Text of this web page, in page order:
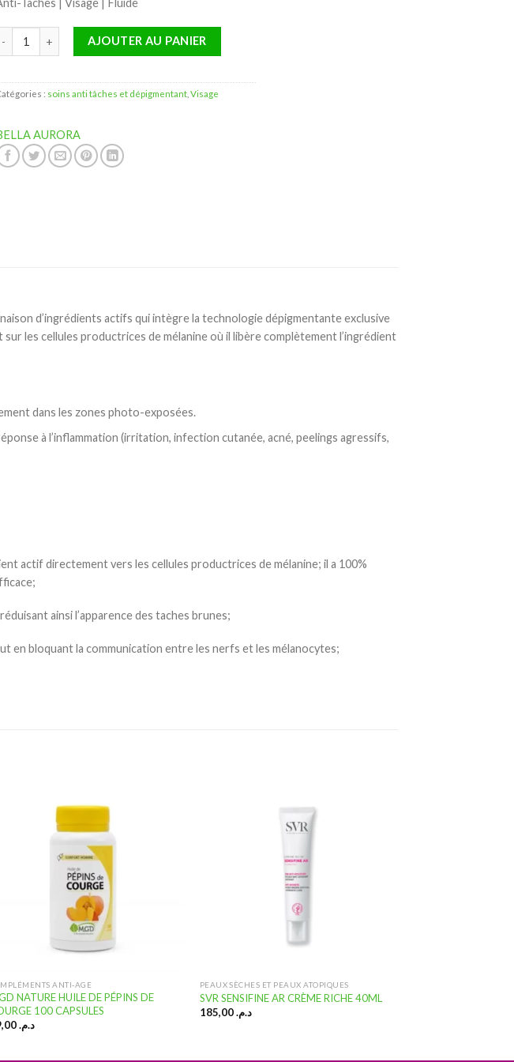
Taches | Visage | Fluide
quantité de Bella Aurora Bio10 Forte Mark-S Traitement Dépigmentant – 30ml
AJOUTER AU PANIER
: soins anti tâches et dépigmentant Visage
AURORA
d’ingrédients actifs qui intègre la technologie dépigmentante exclusive
les cellules productrices de mélanine où il libère complètement l’ingrédient
dans les zones photo-exposées.
à l’inflammation (irritation, infection cutanée, acné, peelings agressifs,
actif directement vers les cellules productrices de mélanine; il a 100%
ainsi l’apparence des taches brunes;
en bloquant la communication entre les nerfs et les mélanocytes;
ANTI-AGE
NATURE HUILE DE PÉPINS DE
100 CAPSULES
د.م.99,00
PEAUX SÈCHES ET PEAUX ATOPIQUES
SVR SENSIFINE AR CRÈME RICHE 40ML
د.م.185,00